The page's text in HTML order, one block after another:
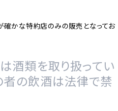
かな特約店のみの販売となってお
酒類を取り扱ってい
者の飲酒は法律で禁